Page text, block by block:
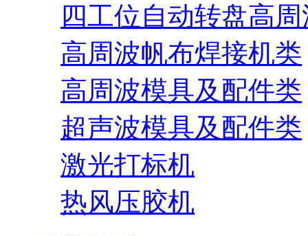
四工位自动转盘高
高周波帆布焊接机类
高周波模具及配件类
超声波模具及配件类
激光打标机
热风压胶机